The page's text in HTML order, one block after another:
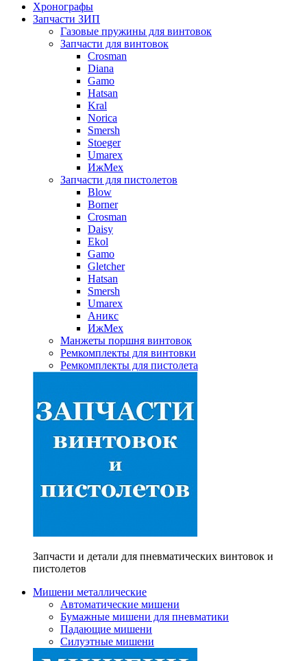
Хронографы
Запчасти ЗИП
Газовые пружины для винтовок
Запчасти для винтовок
Crosman
Diana
Gamo
Hatsan
Kral
Norica
Smersh
Stoeger
Umarex
ИжМех
Запчасти для пистолетов
Blow
Borner
Crosman
Daisy
Ekol
Gamo
Gletcher
Hatsan
Smersh
Umarex
Аникс
ИжМех
Манжеты поршня винтовок
Ремкомплекты для винтовки
Ремкомплекты для пистолета
Запчасти и детали для пневматических винтовок и
пистолетов
Мишени металлические
Автоматические мишени
Бумажные мишени для пневматики
Падающие мишени
Силуэтные мишени